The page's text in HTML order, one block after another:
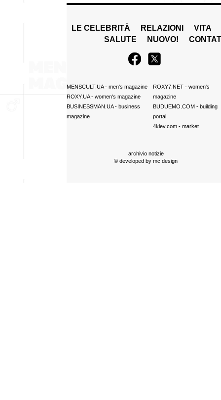
LE CELEBRITÀ RELAZIONI
VITA
SALUTE
NUOVO!
MENSCULT.UA- men's magazine
ROXY.UA- women's magazine
BUSINESSMAN.UA- business
magazine
ROXY7.NET- women's
magazine
BUDUEMO.COM- building
portal
4kiev.com- market
archivio notizie
© developed by mc design